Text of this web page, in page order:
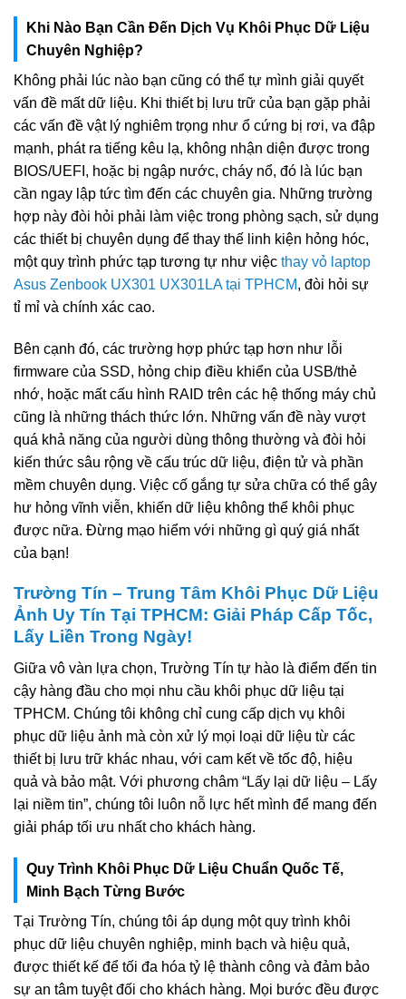
Khi Nào Bạn Cần Đến Dịch Vụ Khôi Phục Dữ Liệu
Chuyên Nghiệp?
Không phải lúc nào bạn cũng có thể tự mình giải quyết
vấn đề mất dữ liệu. Khi thiết bị lưu trữ của bạn gặp phải
các vấn đề vật lý nghiêm trọng như ổ cứng bị rơi, va đập
mạnh, phát ra tiếng kêu lạ, không nhận diện được trong
BIOS/UEFI, hoặc bị ngập nước, cháy nổ, đó là lúc bạn
cần ngay lập tức tìm đến các chuyên gia. Những trường
hợp này đòi hỏi phải làm việc trong phòng sạch, sử dụng
các thiết bị chuyên dụng để thay thế linh kiện hỏng hóc,
một quy trình phức tạp tương tự như việc thay vỏ laptop
Asus Zenbook UX301 UX301LA tại TPHCM, đòi hỏi sự
tỉ mỉ và chính xác cao.
Bên cạnh đó, các trường hợp phức tạp hơn như lỗi
firmware của SSD, hỏng chip điều khiển của USB/thẻ
nhớ, hoặc mất cấu hình RAID trên các hệ thống máy chủ
cũng là những thách thức lớn. Những vấn đề này vượt
quá khả năng của người dùng thông thường và đòi hỏi
kiến thức sâu rộng về cấu trúc dữ liệu, điện tử và phần
mềm chuyên dụng. Việc cố gắng tự sửa chữa có thể gây
hư hỏng vĩnh viễn, khiến dữ liệu không thể khôi phục
được nữa. Đừng mạo hiểm với những gì quý giá nhất
của bạn!
Trường Tín – Trung Tâm Khôi Phục Dữ Liệu
Ảnh Uy Tín Tại TPHCM: Giải Pháp Cấp Tốc,
Lấy Liền Trong Ngày!
Giữa vô vàn lựa chọn, Trường Tín tự hào là điểm đến tin
cậy hàng đầu cho mọi nhu cầu khôi phục dữ liệu tại
TPHCM. Chúng tôi không chỉ cung cấp dịch vụ khôi
phục dữ liệu ảnh mà còn xử lý mọi loại dữ liệu từ các
thiết bị lưu trữ khác nhau, với cam kết về tốc độ, hiệu
quả và bảo mật. Với phương châm “Lấy lại dữ liệu – Lấy
lại niềm tin”, chúng tôi luôn nỗ lực hết mình để mang đến
giải pháp tối ưu nhất cho khách hàng.
Quy Trình Khôi Phục Dữ Liệu Chuẩn Quốc Tế,
Minh Bạch Từng Bước
Tại Trường Tín, chúng tôi áp dụng một quy trình khôi
phục dữ liệu chuyên nghiệp, minh bạch và hiệu quả,
được thiết kế để tối đa hóa tỷ lệ thành công và đảm bảo
sự an tâm tuyệt đối cho khách hàng. Mọi bước đều được